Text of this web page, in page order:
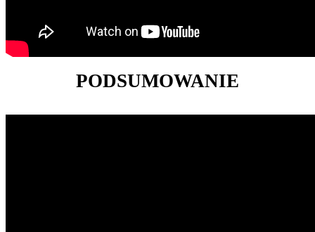
PODSUMOWANIE